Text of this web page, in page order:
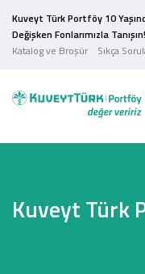
Kuveyt Türk Portföy 10
Değişken Fonlarımızla Tanışın!
Katalog ve Broşür
Sıkça
Kuveyt Türk